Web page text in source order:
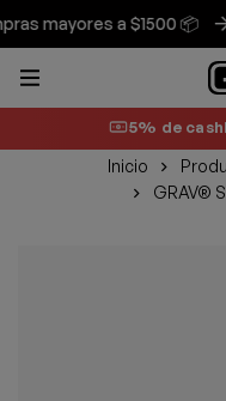
mayores a $1500 📦
5% de
Inicio
GRAV®